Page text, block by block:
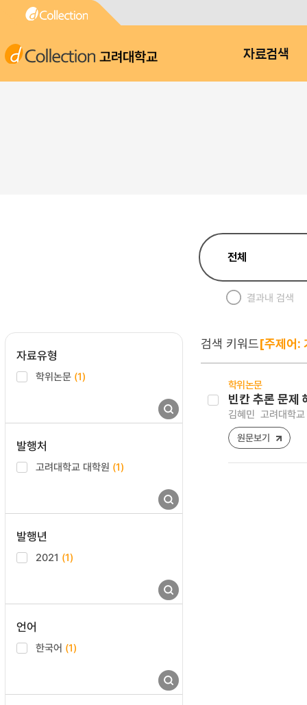
고려대학교 자료검색
결과내 검색
자료유형
학위논문 (1)
발행처
고려대학교 대학원 (1)
발행년
2021 (1)
언어
한국어 (1)
검색 키워드[주제어:
학위논문
빈칸 추론 문제
김혜민 고려대학
원문보기